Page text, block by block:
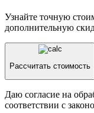
Узнайте точную
дополнительную
Рассчитать стоимость
Даю согласие на
соответствии с